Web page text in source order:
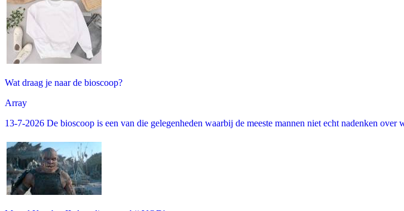
Wat draag je naar de bioscoop?
Array
13-7-2026 De bioscoop is een van die gelegenheden waarbij de meeste mannen niet echt nadenken